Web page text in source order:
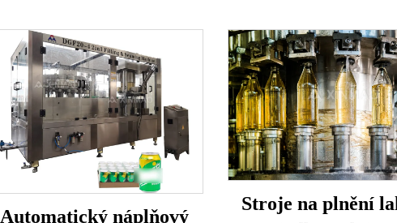
Automatický náplňový
Stroje na plnění